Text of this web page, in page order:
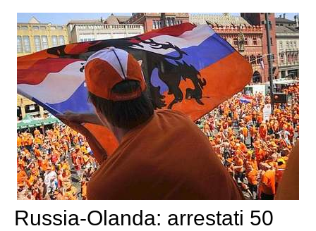
Russia-Olanda: arrestati 50